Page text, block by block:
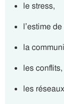
le stress,
l’estime
la
les conflits,
les